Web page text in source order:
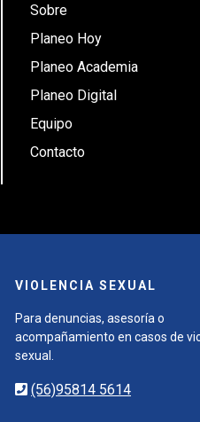
Sobre
Planeo Hoy
Planeo Academia
Planeo Digital
Equipo
Contacto
VIOLENCIA SEXUAL
Para denuncias, asesoría o
acompañamiento en casos de
sexual.
(56)95814 5614